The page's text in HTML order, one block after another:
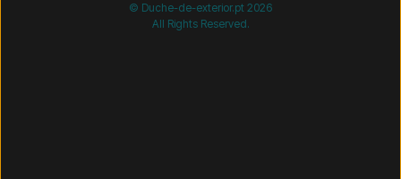
© Duche-de-exterior.pt 2026
All Rights Reserved.